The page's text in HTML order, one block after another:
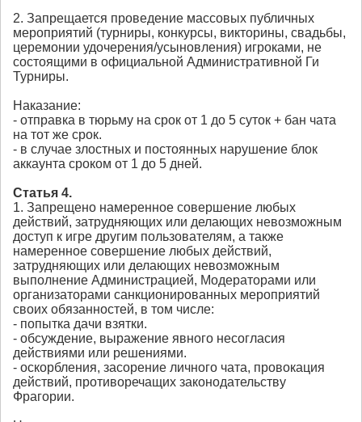
2. Запрещается проведение массовых публичных
мероприятий (турниры, конкурсы, викторины, свадьбы,
церемонии удочерения/усыновления) игроками, не
состоящими в официальной Административной Ги
Турниры.
Наказание:
- отправка в тюрьму на срок от 1 до 5 суток + бан чата
на тот же срок.
- в случае злостных и постоянных нарушение блок
аккаунта сроком от 1 до 5 дней.
Статья 4.
1. Запрещено намеренное совершение любых
действий, затрудняющих или делающих невозможным
доступ к игре другим пользователям, а также
намеренное совершение любых действий,
затрудняющих или делающих невозможным
выполнение Администрацией, Модераторами или
организаторами санкционированных мероприятий
своих обязанностей, в том числе:
- попытка дачи взятки.
- обсуждение, выражение явного несогласия
действиями или решениями.
- оскорбления, засорение личного чата, провокация
действий, противоречащих законодательству
Фрагории.